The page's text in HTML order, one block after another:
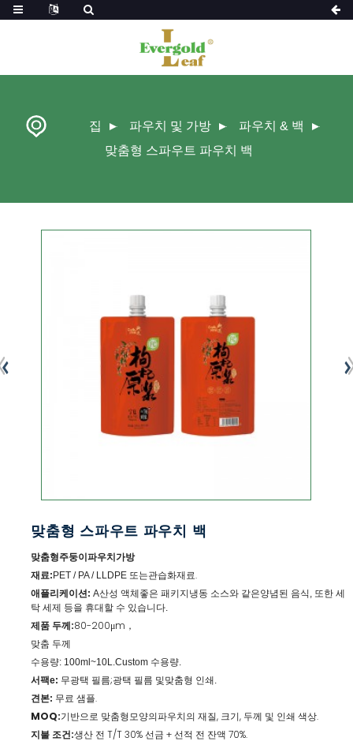
집 파우치 및 가방
파우치 & 백
맞춤형 스파우트 파우치 백
맞춤형 스파우트 파우치 백
맞춤형주둥이파우치가방
재료: PET / PA / LLDPE 또는관습화재료.
애플리케이션:A산성 액체좋은 패키지 냉동 소스와 같은양념된 음식, 또한 세
탁 세제 등을 휴대할 수 있습니다.
제품 두께:80-200μm ，
맞춤 두께
수용량: 100ml~10L.Custom 수용량.
서팩e: 무광택 필름;광택 필름 및맞춤형 인쇄.
견본: 무료 샘플.
MOQ:기반으로 맞춤형모양의파우치의 재질, 크기, 두께 및 인쇄 색상.
지불 조건:생산 전 T/T 30% 선금 + 선적 전 잔액 70%.